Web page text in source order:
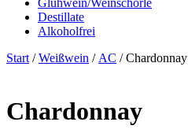
Glühwein/Weinschorle
Destillate
Alkoholfrei
Start/Weißwein /AC / Chardonnay
Chardonnay